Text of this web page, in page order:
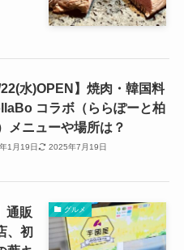
22(水)OPEN】焼肉・韓国料
コラボ（ららぽーと柏
メニューや場所は？
1月19日 2025年7月19日
グルメ
通販
、初